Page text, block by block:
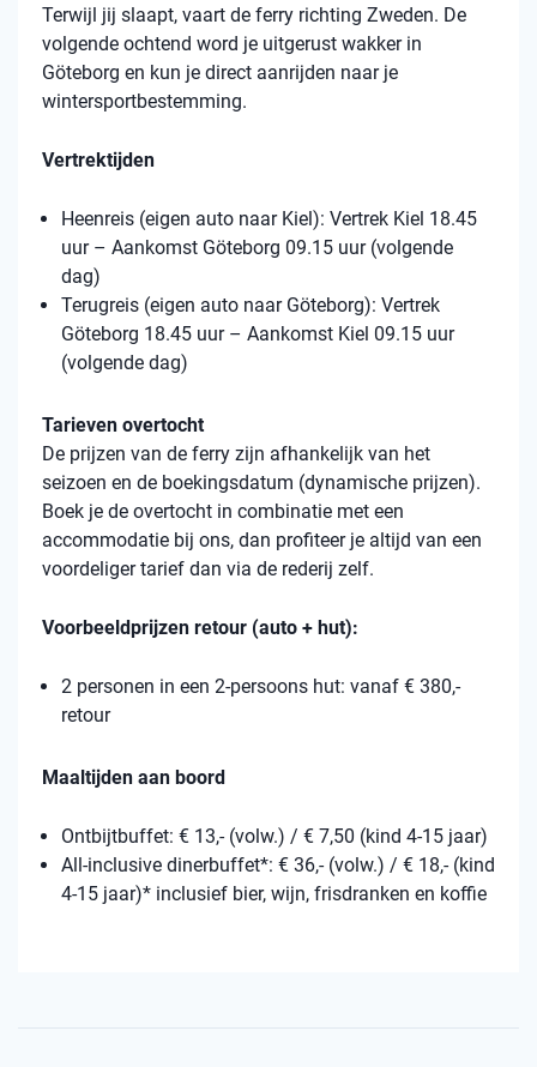
Terwijl jij slaapt, vaart de ferry richting Zweden. De
volgende ochtend word je uitgerust wakker in
Göteborg en kun je direct aanrijden naar je
wintersportbestemming.
Vertrektijden
Heenreis (eigen auto naar Kiel): Vertrek Kiel 18.45
uur – Aankomst Göteborg 09.15 uur (volgende
dag)
Terugreis (eigen auto naar Göteborg): Vertrek
Göteborg 18.45 uur – Aankomst Kiel 09.15 uur
(volgende dag)
Tarieven overtocht
De prijzen van de ferry zijn afhankelijk van het
seizoen en de boekingsdatum (dynamische prijzen).
Boek je de overtocht in combinatie met een
accommodatie bij ons, dan profiteer je altijd van een
voordeliger tarief dan via de rederij zelf.
Voorbeeldprijzen retour (auto + hut):
2 personen in een 2-persoons hut: vanaf € 380,-
retour
Maaltijden aan boord
Ontbijtbuffet: € 13,- (volw.) / € 7,50 (kind 4-15 jaar)
All-inclusive dinerbuffet*: € 36,- (volw.) / € 18,- (kind
4-15 jaar)* inclusief bier, wijn, frisdranken en koffie